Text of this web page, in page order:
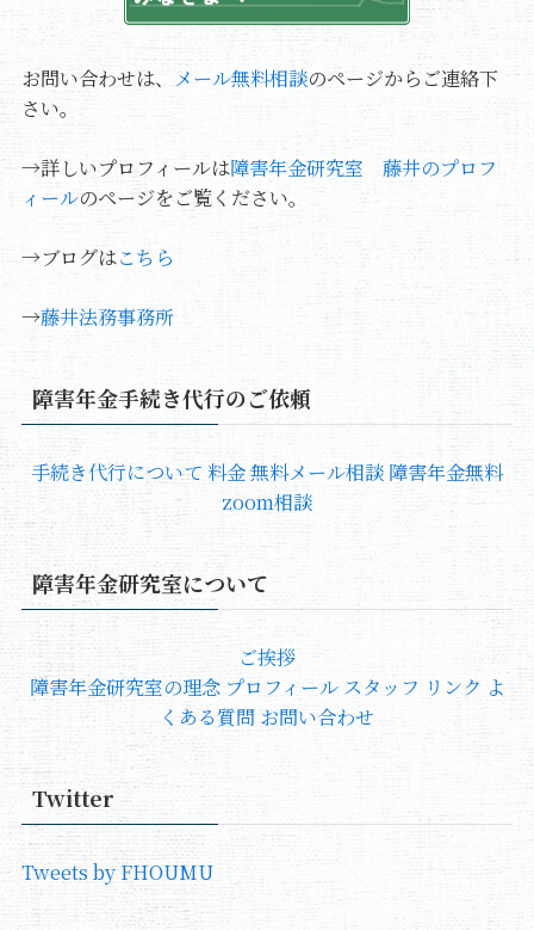
お問い合わせは、 メール無料相談のページからご連絡下
さい。
→詳しいプロフィールは障害年金研究室 藤井のプロフ
ィールのページをご覧ください。
→ブログはこちら
→藤井法務事務所
障害年金手続き代行のご依頼
手続き代行について 料金無料メール相談 障害年金無料
zoom相談
障害年金研究室について
ご挨拶
障害年金研究室の理念 プロフィール スタッフ リンク よ
くある質問 お問い合わせ
Twitter
Tweets by FHOUMU